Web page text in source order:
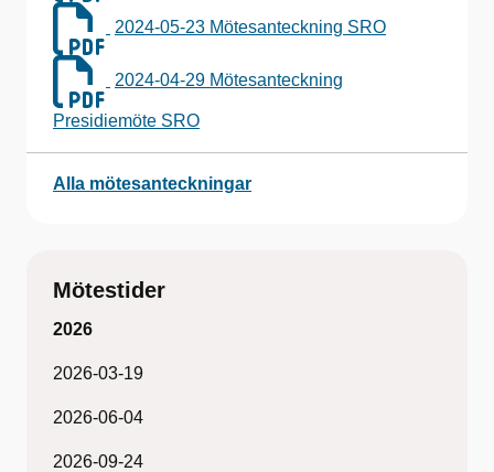
2024-05-23 Mötesanteckning SRO
2024-04-29 Mötesanteckning
Presidiemöte SRO
Alla mötesanteckningar
Mötestider
2026
2026-03-19
2026-06-04
2026-09-24